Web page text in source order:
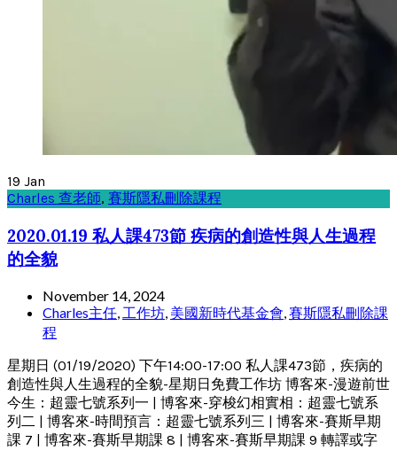
19 Jan
Charles 查老師, 賽斯隱私刪除課程
2020.01.19 私人課473節 疾病的創造性與人生過程
的全貌
November 14, 2024
Charles主任, 工作坊, 美國新時代基金會,賽斯隱私刪除課
程
星期日 (01/19/2020) 下午14:00-17:00 私人課473節，疾病的
創造性與人生過程的全貌-星期日免費工作坊 博客來-漫遊前世
今生：超靈七號系列一 | 博客來-穿梭幻相實相：超靈七號系
列二 | 博客來-時間預言：超靈七號系列三 | 博客來-賽斯早期
課 7 | 博客來-賽斯早期課 8 | 博客來-賽斯早期課 9 轉譯或字